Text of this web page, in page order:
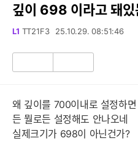
레
이
어
창
깊이 698 이라고 돼있
L1 TT21F3 25.10.29. 08:51:46
왜 깊이를 700이내로 설정하
든 뭘로든 설정해도 안나오네
실제크기가 698이 아닌건가?